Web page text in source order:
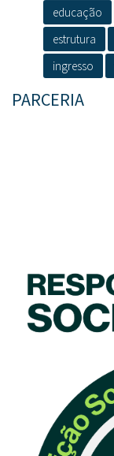
educação
estrutura
ingresso
PARCERIA